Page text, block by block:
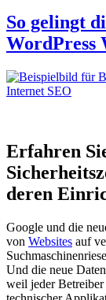
So gelingt
WordPress
Erfahren
deren
Google und die
von Websites auf
Und die neue
weil jeder